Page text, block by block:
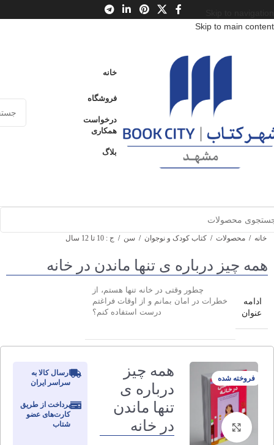
Skip to main content
خانه
فروشگاه
درخواست
همکاری
بلاگ
خانه / محصولات / کتاب کودک و نوجوان / سن / ج : 10 تا 12 سال
همه چیز درباره ی تنها ماندن در خانه
ادامه
عنوان
چطور وقتی در خانه تنها هستم، از
خطرات در امان بمانم و از اوقات فراغتم
درست استفاده کنم؟
فروخته شده
برای بزرگنمایی کلیک کنید
همه چیز
درباره ی
تنها ماندن
در خانه
ارسال کالا به
سراسر ایران
پرداخت از طریق
کارت‌های عضو
شتاب